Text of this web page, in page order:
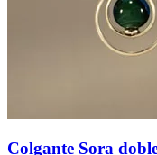
Colgante Sora